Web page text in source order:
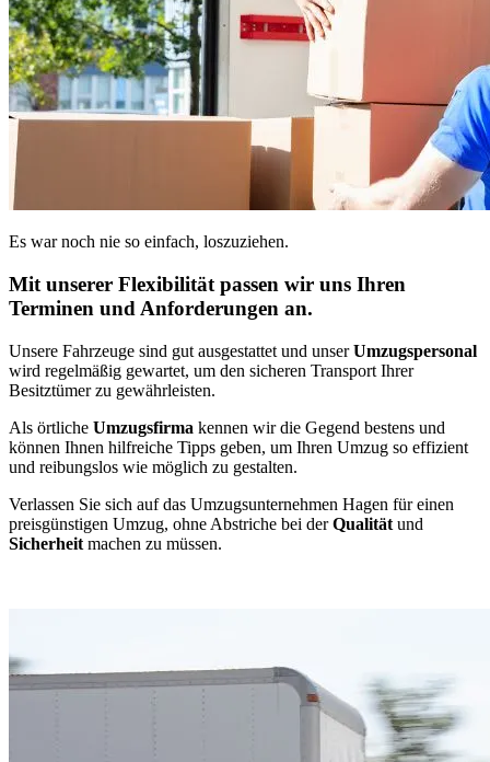
Es war noch nie so einfach, loszuziehen.
Mit unserer Flexibilität passen wir uns Ihren
Terminen und Anforderungen an.
Unsere Fahrzeuge sind gut ausgestattet und unserUmzugspersonal
wird regelmäßig gewartet, um den sicheren Transport Ihrer
Besitztümer zu gewährleisten.
Als örtliche Umzugsfirma kennen wir die Gegend bestens und
können Ihnen hilfreiche Tipps geben, um Ihren Umzug so effizient
und reibungslos wie möglich zu gestalten.
Verlassen Sie sich auf das Umzugsunternehmen Hagen für einen
preisgünstigen Umzug, ohne Abstriche bei derQualität und
Sicherheit machen zu müssen.